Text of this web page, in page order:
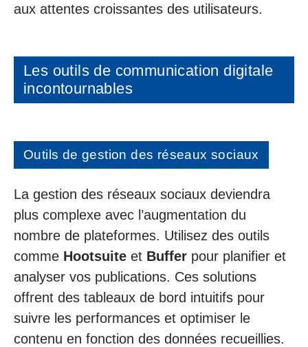
aux attentes croissantes des utilisateurs.
Les outils de communication digitale
incontournables
Outils de gestion des réseaux sociaux
La gestion des réseaux sociaux deviendra
plus complexe avec l’augmentation du
nombre de plateformes. Utilisez des outils
comme Hootsuite et Buffer pour planifier et
analyser vos publications. Ces solutions
offrent des tableaux de bord intuitifs pour
suivre les performances et optimiser le
contenu en fonction des données recueillies.